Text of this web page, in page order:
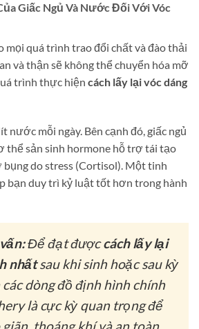
Giấc Ngủ Và Nước Đối Với Vóc
mọi quá trình trao đổi chất và đào thải
và thận sẽ không thể chuyển hóa mỡ
trình thực hiện cách lấy lại vóc dáng
nước mỗi ngày. Bên cạnh đó, giấc ngủ
thể sản sinh hormone hỗ trợ tái tạo
bụng do stress (Cortisol). Một tinh
bạn duy trì kỷ luật tốt hơn trong hành
Để đạt đượccách lấy lại
nhấtsau khi sinh hoặc sau kỳ
dòng đồ định hình chính
là cực kỳ quan trọng để
thoáng khí và an toàn